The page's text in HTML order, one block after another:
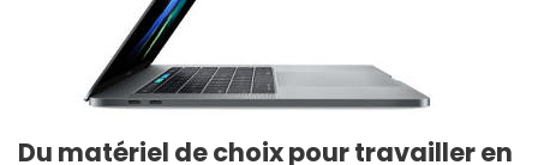
Du matériel de choix pour travailler en